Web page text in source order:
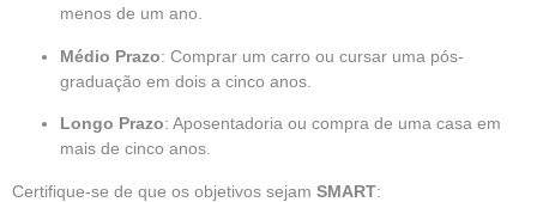
menos de um ano.
Médio Prazo: Comprar um carro ou cursar uma pós-
graduação em dois a cinco anos.
Longo Prazo: Aposentadoria ou compra de uma casa em
mais de cinco anos.
Certifique-se de que os objetivos sejam SMART: